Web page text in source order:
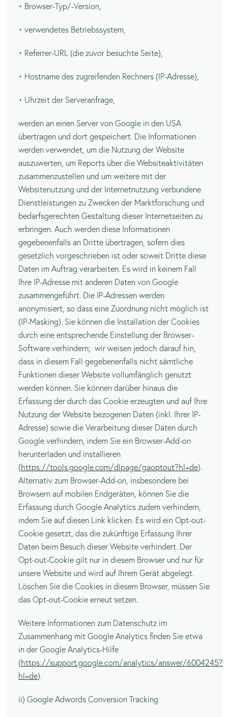
• Browser-Typ/-Version,
• verwendetes Betriebssystem,
• Referrer-URL (die zuvor besuchte Seite),
• Hostname des zugreifenden Rechners (IP-Adresse),
• Uhrzeit der Serveranfrage,
werden an einen Server von Google in den USA
übertragen und dort gespeichert. Die Informationen
werden verwendet, um die Nutzung der Website
auszuwerten, um Reports über die Websiteaktivitäten
zusammenzustellen und um weitere mit der
Websitenutzung und der Internetnutzung verbundene
Dienstleistungen zu Zwecken der Marktforschung und
bedarfsgerechten Gestaltung dieser Internetseiten zu
erbringen. Auch werden diese Informationen
gegebenenfalls an Dritte übertragen, sofern dies
gesetzlich vorgeschrieben ist oder soweit Dritte diese
Daten im Auftrag verarbeiten. Es wird in keinem Fall
Ihre IP-Adresse mit anderen Daten von Google
zusammengeführt. Die IP-Adressen werden
anonymisiert, so dass eine Zuordnung nicht möglich ist
(IP-Masking). Sie können die Installation der Cookies
durch eine entsprechende Einstellung der Browser-
Software verhindern; wir weisen jedoch darauf hin,
dass in diesem Fall gegebenenfalls nicht sämtliche
Funktionen dieser Website vollumfänglich genutzt
werden können. Sie können darüber hinaus die
Erfassung der durch das Cookie erzeugten und auf Ihre
Nutzung der Website bezogenen Daten (inkl. Ihrer IP-
Adresse) sowie die Verarbeitung dieser Daten durch
Google verhindern, indem Sie ein Browser-Add-on
herunterladen und installieren
(https://tools.google.com/dlpage/gaoptout?hl=de).
Alternativ zum Browser-Add-on, insbesondere bei
Browsern auf mobilen Endgeräten, können Sie die
Erfassung durch Google Analytics zudem verhindern,
indem Sie auf diesen Link klicken. Es wird ein Opt-out-
Cookie gesetzt, das die zukünftige Erfassung Ihrer
Daten beim Besuch dieser Website verhindert. Der
Opt-out-Cookie gilt nur in diesem Browser und nur für
unsere Website und wird auf Ihrem Gerät abgelegt.
Löschen Sie die Cookies in diesem Browser, müssen Sie
das Opt-out-Cookie erneut setzen.
Weitere Informationen zum Datenschutz im
Zusammenhang mit Google Analytics finden Sie etwa
in der Google Analytics-Hilfe
(https://support.google.com/analytics/answer/6004245?
hl=de).
ii) Google Adwords Conversion Tracking